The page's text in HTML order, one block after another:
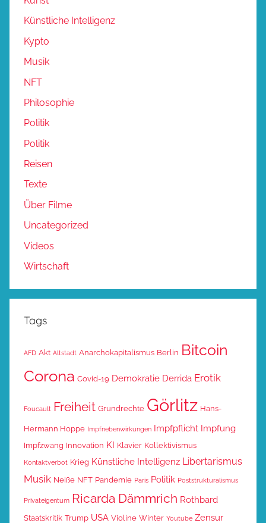
Künstliche Intelligenz
Kypto
Musik
NFT
Philosophie
Politik
Politik
Reisen
Texte
Über Filme
Uncategorized
Videos
Wirtschaft
Tags
AFD Akt Altstadt Anarchokapitalismus Berlin Bitcoin
Corona Covid-19 Demokratie Derrida Erotik
Foucault Freiheit Grundrechte Görlitz Hans-
Hermann Hoppe Impfnebenwirkungen Impfpflicht Impfung
Impfzwang Innovation KI Klavier Kollektivismus
Kontaktverbot Krieg Künstliche Intelligenz Libertarismus
Musik Neiße NFT Pandemie Paris Politik Poststrukturalismus
Privateigentum Ricarda Dämmrich Rothbard
Staatskritik Trump USA Violine Winter Youtube Zensur